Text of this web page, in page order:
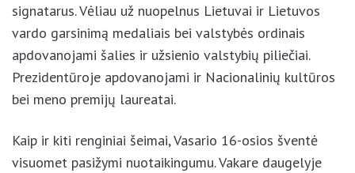
signatarus. Vėliau už nuopelnus Lietuvai ir Lietuvos
vardo garsinimą medaliais bei valstybės ordinais
apdovanojami šalies ir užsienio valstybių piliečiai.
Prezidentūroje apdovanojami ir Nacionalinių kultūros
bei meno premijų laureatai.
Kaip ir kiti renginiai šeimai, Vasario 16-osios šventė
visuomet pasižymi nuotaikingumu. Vakare daugelyje